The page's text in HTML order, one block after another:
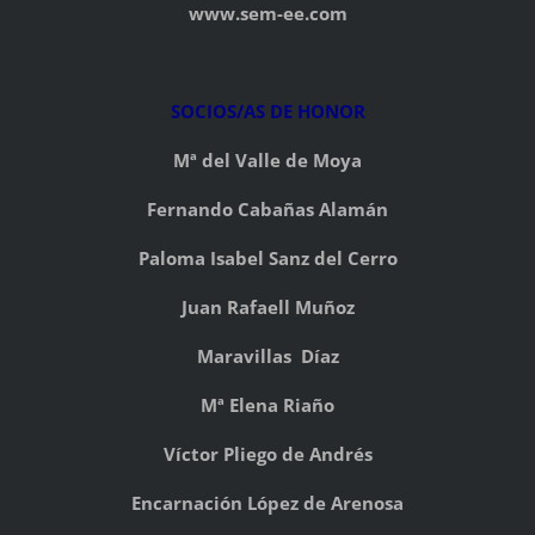
www.sem-ee.com
SOCIOS/AS DE HONOR
Mª del Valle de Moya
Fernando Cabañas Alamán
Paloma Isabel Sanz del Cerro
Juan Rafaell Muñoz
Maravillas Díaz
Mª Elena Riaño
Víctor Pliego de Andrés
Encarnación López de Arenosa